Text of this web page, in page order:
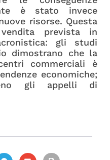
è stato invece
risorse. Questa
prevista in
gli studi
dimostrano che la
commerciali è
economiche;
gli appelli di